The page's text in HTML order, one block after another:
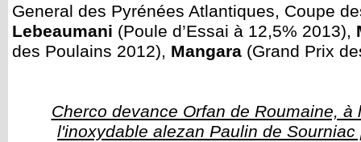
General des Pyrénées Atlantiques, Coupe
Lebeaumani (Poule d’Essai à 12,5% 2013),
des Poulains 2012), Mangara (Grand Prix
Cherco devance Orfan de Roumaine, à
l'inoxydable alezan Paulin de